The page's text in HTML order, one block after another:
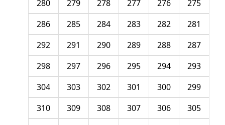
275
276
277
278
279
280
281
282
283
284
285
286
287
288
289
290
291
292
293
294
295
296
297
298
299
300
301
302
303
304
305
306
307
308
309
310